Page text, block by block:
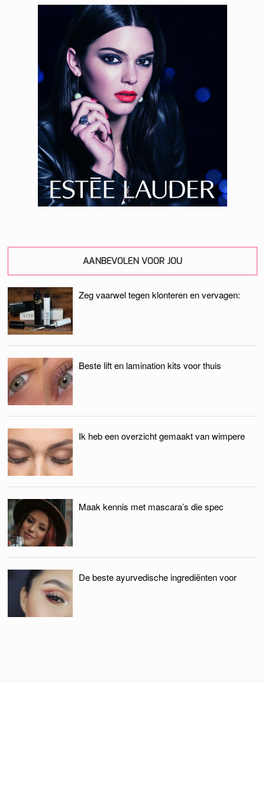
AANBEVOLEN VOOR JOU
Zeg vaarwel tegen klonteren en vervagen:
Beste lift en lamination kits voor thuis
Ik heb een overzicht gemaakt van wimpere
Maak kennis met mascara’s die spec
De beste ayurvedische ingrediënten voor